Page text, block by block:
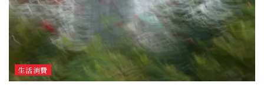
生活消費